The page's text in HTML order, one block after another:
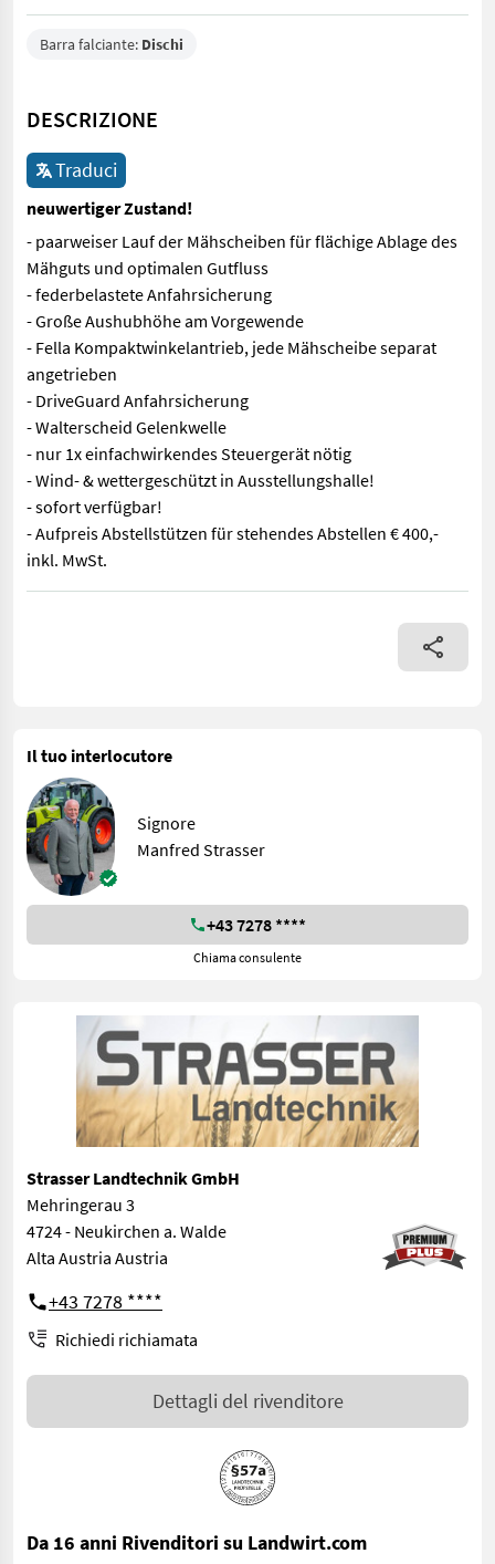
Barra falciante: Dischi
DESCRIZIONE
Traduci
neuwertiger Zustand!
- paarweiser Lauf der Mähscheiben für flächige Ablage des
Mähguts und optimalen Gutfluss
- federbelastete Anfahrsicherung
- Große Aushubhöhe am Vorgewende
- Fella Kompaktwinkelantrieb, jede Mähscheibe separat
angetrieben
- DriveGuard Anfahrsicherung
- Walterscheid Gelenkwelle
- nur 1x einfachwirkendes Steuergerät nötig
- Wind- & wettergeschützt in Ausstellungshalle!
- sofort verfügbar!
- Aufpreis Abstellstützen für stehendes Abstellen € 400,-
inkl. MwSt.
- paarweiser Lauf der Mähscheiben für flächige Ablage des
Il tuo interlocutore
Signore
Manfred Strasser
+43 7278 ****
Chiama consulente
Strasser Landtechnik GmbH
Mehringerau 3
4724 - Neukirchen a. Walde
Alta Austria Austria
+43 7278 ****
Richiedi richiamata
Dettagli del rivenditore
Da 16 anni Rivenditori su Landwirt.com